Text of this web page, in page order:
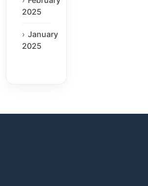
2025
January
2025